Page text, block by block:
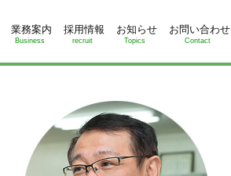
業務案内
Business
採用情報
recruit
お知らせ
Topics
お問い合わせ
Contact